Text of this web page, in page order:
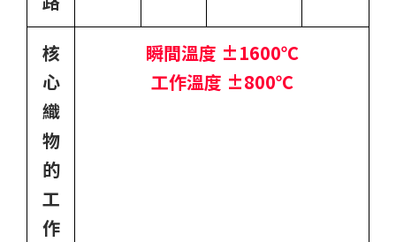
核
心
織
物
的
工
作
瞬間溫度 ±1600℃
工作溫度 ±800℃